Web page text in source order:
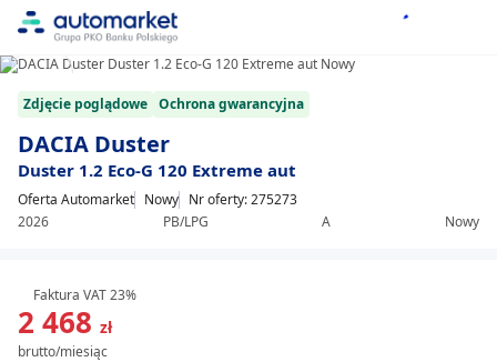
Zdjęcie poglądowe Ochrona gwarancyjna
DACIA Duster
Duster 1.2 Eco-G 120 Extreme aut
Oferta Automarket Nowy
2026
PB/LPG A Nowy
Nr oferty: 275273
2 468 zł
brutto/miesiąc
Faktura VAT 23%